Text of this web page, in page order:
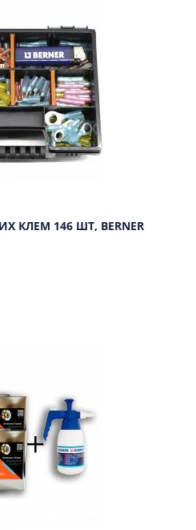
КЛЕМ 146 ШТ, BERNER